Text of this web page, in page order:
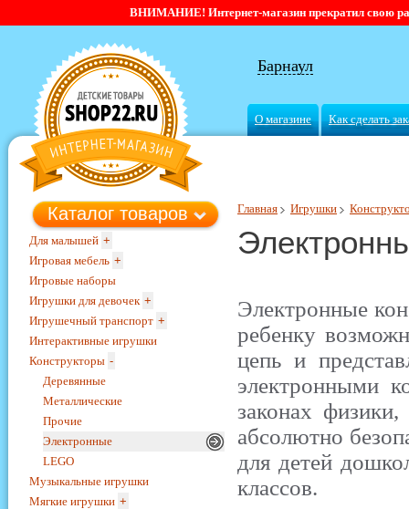
ВНИМАНИЕ! Интернет-магазин прекратил свою
Барнаул
О магазине Как сделать
Главная Игрушки
Электронные
ребенку
цепь и
электронными
законах
абсолютно
для детей
классов.
Каталог товаров
Для малышей +
Игровая мебель +
Игровые наборы
Игрушки для девочек +
Игрушечный транспорт +
Интерактивные игрушки
Конструкторы -
Деревянные
Металлические
Прочие
Электронные
LEGO
Музыкальные игрушки
Мягкие игрушки +